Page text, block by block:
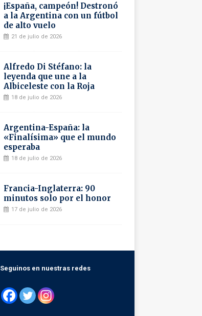
¡España, campeón! Destronó
a la Argentina con un fútbol
de alto vuelo
21 de julio de 2026
Alfredo Di Stéfano: la
leyenda que une a la
Albiceleste con la Roja
18 de julio de 2026
Argentina-España: la
«Finalísima» que el mundo
esperaba
18 de julio de 2026
Francia-Inglaterra: 90
minutos solo por el honor
17 de julio de 2026
Seguinos en nuestras redes